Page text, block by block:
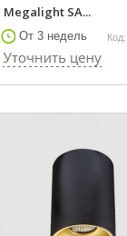
Megalight SA...
От 3 недель